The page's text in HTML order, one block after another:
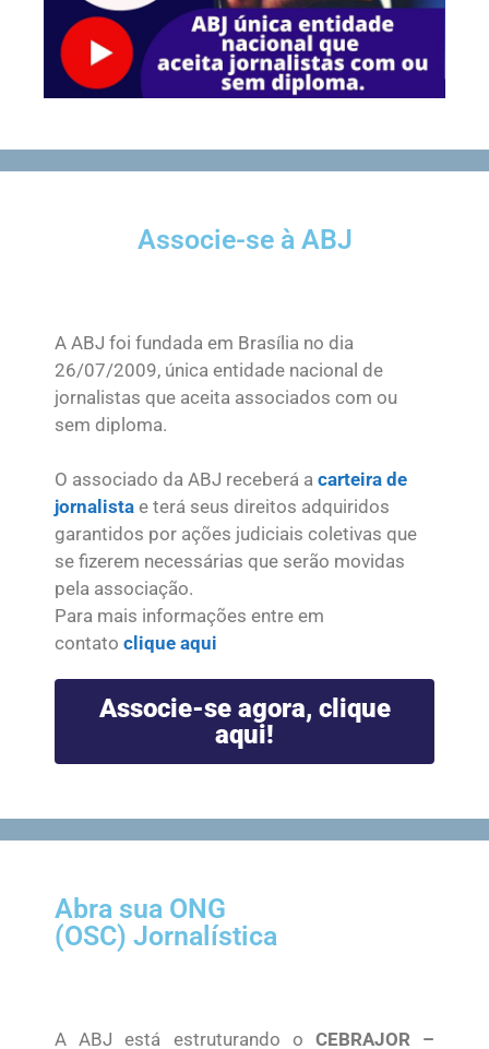
Associe-se à ABJ
A ABJ foi fundada em Brasília no dia
26/07/2009, única entidade nacional de
jornalistas que aceita associados com ou
sem diploma.
O associado da ABJ receberá a carteira de
jornalista e terá seus direitos adquiridos
garantidos por ações judiciais coletivas que
se fizerem necessárias que serão movidas
pela associação.
Para mais informações entre em
contato clique aqui
Associe-se agora, clique
aqui!
Abra sua ONG
(OSC) Jornalística
A ABJ está estruturando o CEBRAJOR –